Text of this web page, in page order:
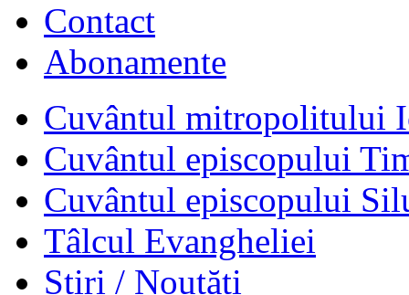
Contact
Abonamente
Cuvântul mitropolitului
Cuvântul episcopului
Cuvântul episcopului
Tâlcul Evangheliei
Știri / Noutăți